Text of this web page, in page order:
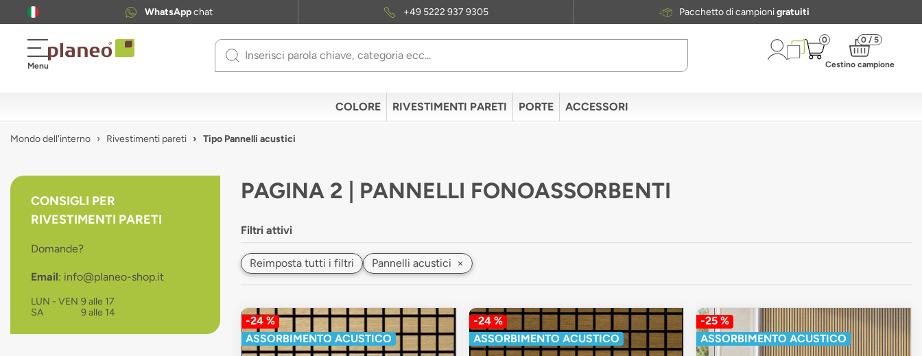
WhatsAppchat +49 5222 937 9305 Pacchetto di campionigratuiti
Menu
Use
arrows
to
Press
selected
search
Touch
devices
users
0 0 / 5
Cestino campione
COLORE RIVESTIMENTI PARETI PORTE ACCESSORI
Mondo dell'interno Rivestimenti pareti Tipo Pannelli acustici
CONSIGLI PER
RIVESTIMENTI PARETI
Domande?
Email: info@planeo-shop.it
LUN - VEN 9 alle 17
SA
9 alle 14
PAGINA 2 | PANNELLI FONOASSORBENTI
Filtri attivi
Reimposta tutti i filtri Pannelli acustici ×
-24 %
ASSORBIMENTO ACUSTICO
-24 %
ASSORBIMENTO ACUSTICO
-25 %
ASSORBIMENTO ACUSTICO